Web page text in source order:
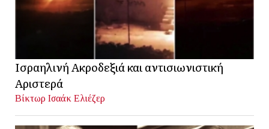
Ισραηλινή Ακροδεξιά και αντισιωνιστική
Αριστερά
Βίκτωρ Ισαάκ Ελιέζερ